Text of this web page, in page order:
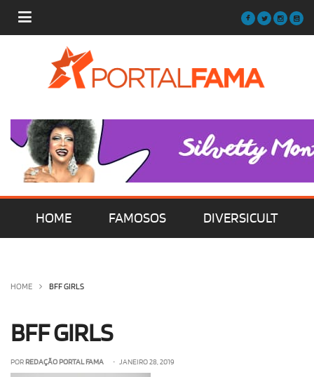
HOME FAMOSOS DIVERSICULT
OLHA ISSO!
HOME BFF GIRLS
BFF GIRLS
POR REDAÇÃO PORTAL FAMA • JANEIRO 28, 2019